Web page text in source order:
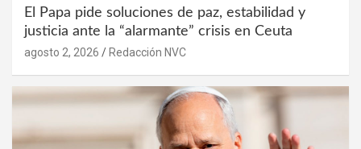
El Papa pide soluciones de paz, estabilidad y
justicia ante la “alarmante” crisis en Ceuta
agosto 2, 2026 Redacción NVC